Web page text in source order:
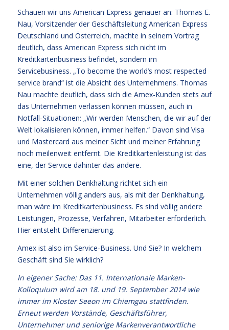
Schauen wir uns American Express genauer an: Thomas E.
Nau, Vorsitzender der Geschäftsleitung American Express
Deutschland und Österreich, machte in seinem Vortrag
deutlich, dass American Express sich nicht im
Kreditkartenbusiness befindet, sondern im
Servicebusiness. „To become the world’s most respected
service brand“ ist die Absicht des Unternehmens. Thomas
Nau machte deutlich, dass sich die Amex-Kunden stets auf
das Unternehmen verlassen können müssen, auch in
Notfall-Situationen: „Wir werden Menschen, die wir auf der
Welt lokalisieren können, immer helfen.“ Davon sind Visa
und Mastercard aus meiner Sicht und meiner Erfahrung
noch meilenweit entfernt. Die Kreditkartenleistung ist das
eine, der Service dahinter das andere.
Mit einer solchen Denkhaltung richtet sich ein
Unternehmen völlig anders aus, als mit der Denkhaltung,
man wäre im Kreditkartenbusiness. Es sind völlig andere
Leistungen, Prozesse, Verfahren, Mitarbeiter erforderlich.
Hier entsteht Differenzierung.
Amex ist also im Service-Business. Und Sie? In welchem
Geschäft sind Sie wirklich?
In eigener Sache: Das 11. Internationale Marken-
Kolloquium wird am 18. und 19. September 2014 wie
immer im Kloster Seeon im Chiemgau stattfinden.
Erneut werden Vorstände, Geschäftsführer,
Unternehmer und seniorige Markenverantwortliche